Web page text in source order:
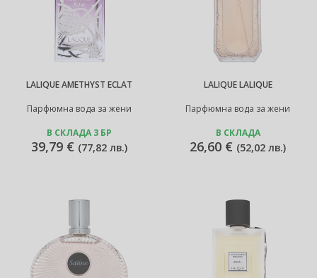
LALIQUE AMETHYST ECLAT
Парфюмна вода за жени
В СКЛАДА 3 БР
39,79 € (77,82 лв.)
LALIQUE LALIQUE
Парфюмна вода за жени
В СКЛАДА
26,60 € (52,02 лв.)